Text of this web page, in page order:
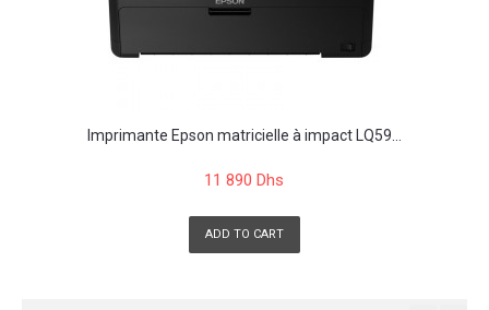
Imprimante Epson matricielle à impact LQ59...
11 890 Dhs
ADD TO CART